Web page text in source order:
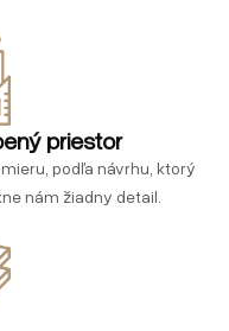
priestor
podľa návrhu, ktorý
nám žiadny detail.